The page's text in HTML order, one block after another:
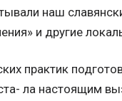
наш
и другие
практик
ла настоящим